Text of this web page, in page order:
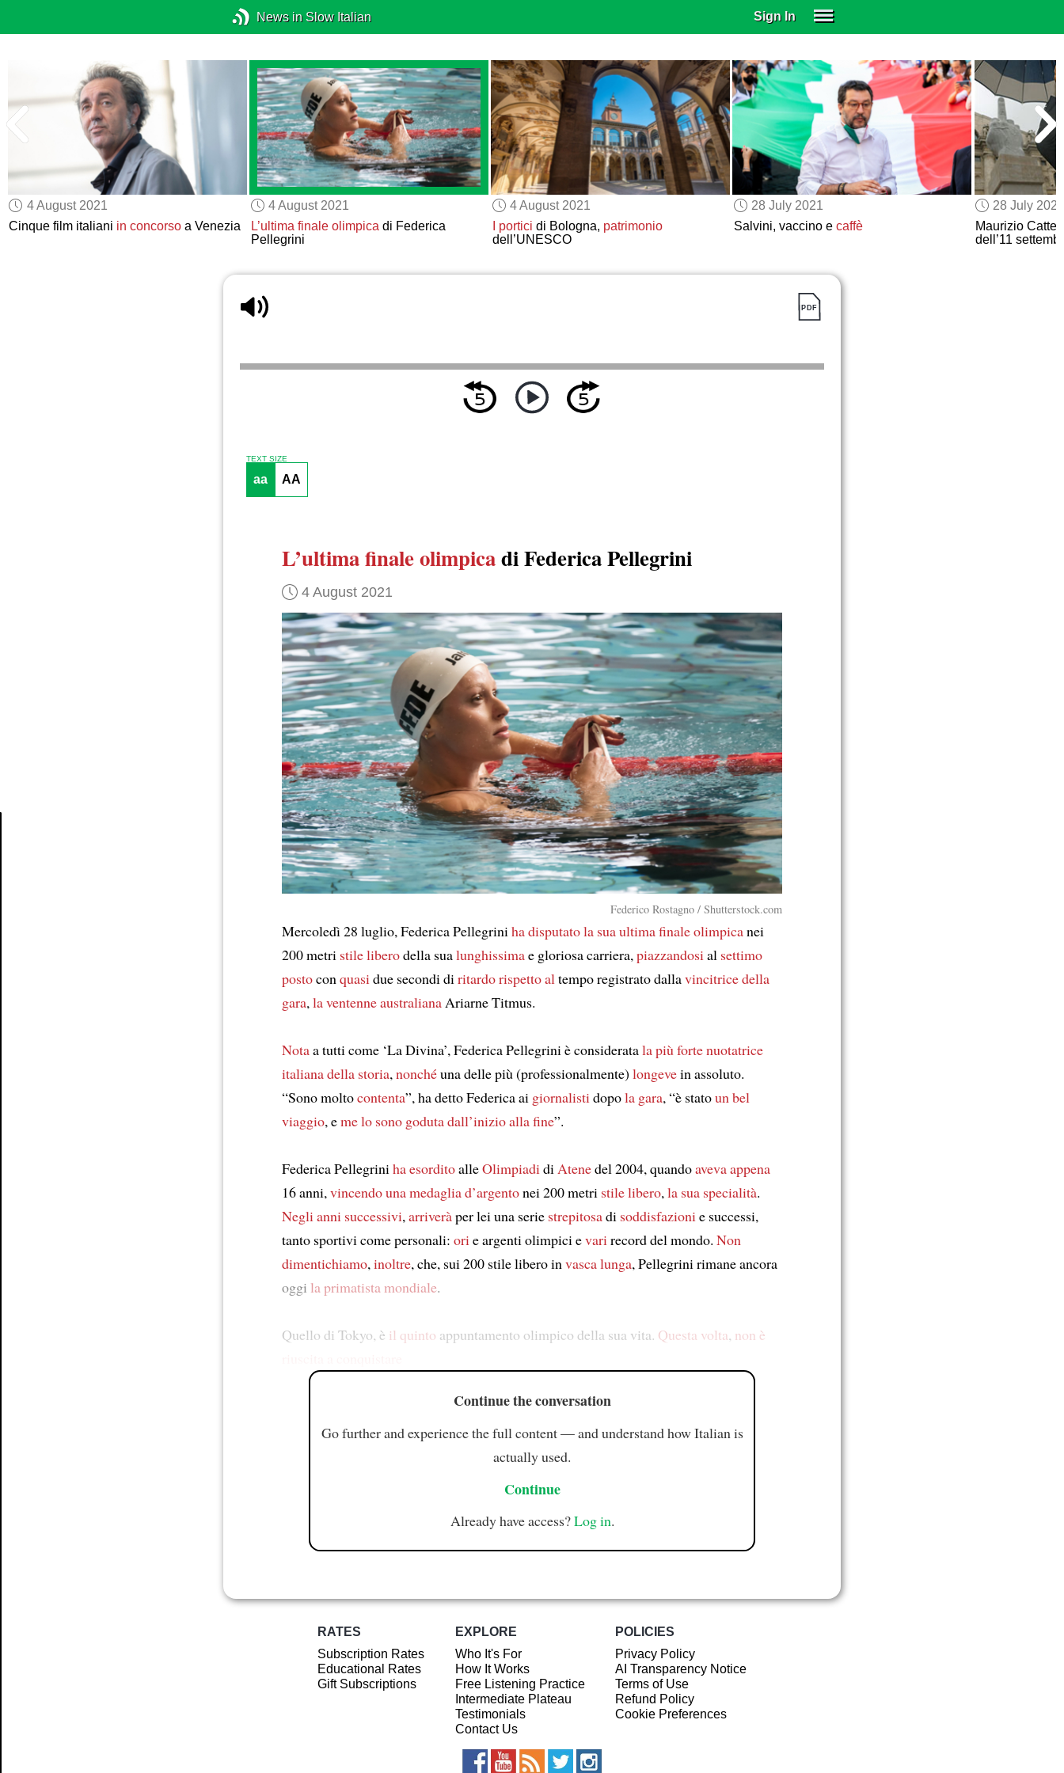
News in Slow Italian Sign In
SUBSCRIBE
EDUCATIONAL LICENSES
GIFT CARDS
OTHER LANGUAGES
ABOUT US
ALEXA
ADJUST COLORS
4 August 2021
Cinque film italiani in concorso a Venezia
4 August 2021
L’ultima finale olimpicadi Federica
Pellegrini
4 August 2021
I portici di Bologna, patrimonio
dell’UNESCO
28 July 2021
Salvini, vaccino e caffè
28 July
Maurizio
dell’11
TEXT SIZE
aa AA
L’ultima finale olimpicadi Federica Pellegrini
4 August 2021
Federico Rostagno / Shutterstock.com
Mercoledì 28 luglio, Federica Pellegrini ha disputato la sua ultima finale olimpicanei
200 metri stile liberodella sualunghissimae gloriosa carriera, piazzandosi al settimo
postocon quasi due secondi di ritardorispetto al tempo registrato dallavincitrice della
gara, la ventenne australiana Ariarne Titmus.
Notaa tutti come ‘La Divina’, Federica Pellegrini è consideratala più forte nuotatrice
italiana della storia, nonchéuna delle più (professionalmente) longevein assoluto.
“Sono moltocontenta”, ha detto Federica ai giornalisti dopola gara, “è statoun bel
viaggio, eme lo sono godutadall’inizio alla fine”.
Federica Pellegrini ha esorditoalleOlimpiadi di Atenedel 2004, quandoaveva appena
16 anni, vincendouna medaglia d’argentonei 200 metri stile libero, la sua specialità.
Negli anni successivi, arriveràper lei una serie strepitosadi soddisfazioni e successi,
tanto sportivi come personali: ori e argenti olimpici evari record del mondo. Non
dimentichiamo, inoltre, che, sui 200 stile libero in vasca lunga, Pellegrini rimane ancora
oggi la primatista mondiale.
Quello di Tokyo, è il quinto appuntamento olimpico della sua vita. Questa volta, non è
Continue the conversation
Go further and experience the full content — and understand how Italian is
actually used.
Continue
Already have access?Log in.
RATES
Subscription Rates
Educational Rates
Gift Subscriptions
EXPLORE
Who It's For
How It Works
Free Listening Practice
Intermediate Plateau
Testimonials
Contact Us
POLICIES
Privacy Policy
AI Transparency Notice
Terms of Use
Refund Policy
Cookie Preferences